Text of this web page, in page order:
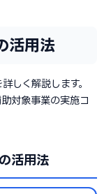
活用法
しく解説します。
対象事業の実施コ
活用法